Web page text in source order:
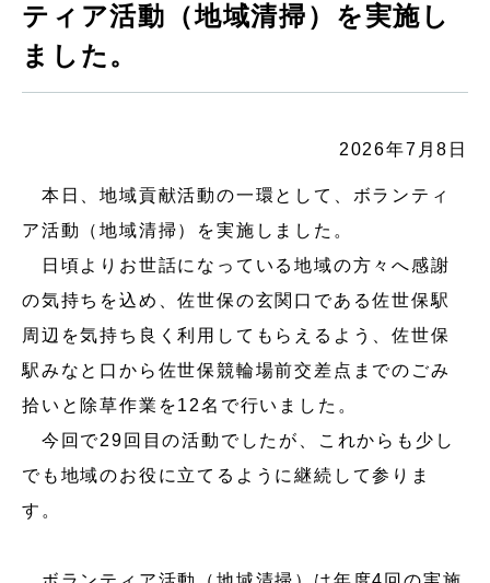
ティア活動（地域清掃）を実施し
ました。
2026年7月8日
本日、地域貢献活動の一環として、ボランティ
ア活動（地域清掃）を実施しました。
日頃よりお世話になっている地域の方々へ感謝
の気持ちを込め、佐世保の玄関口である佐世保駅
周辺を気持ち良く利用してもらえるよう、佐世保
駅みなと口から佐世保競輪場前交差点までのごみ
拾いと除草作業を12名で行いました。
今回で29回目の活動でしたが、これからも少し
でも地域のお役に立てるように継続して参りま
す。